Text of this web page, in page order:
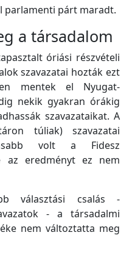
parlamenti párt maradt.
a társadalom
óriási részvételi
szavazatai hozták ezt
mentek el Nyugat-
nekik gyakran órákig
szavazataikat. A
túliak) szavazatai
volt a Fidesz
az eredményt ez nem
választási csalás -
- a társadalmi
nem változtatta meg